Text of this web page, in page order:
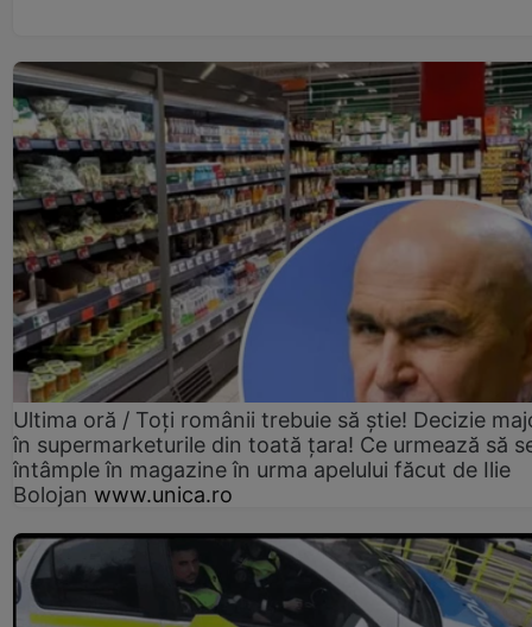
Ultima oră / Toți românii trebuie să știe! Decizie
în supermarketurile din toată țara! Ce urmează să
întâmple în magazine în urma apelului făcut de Ilie
Bolojan www.unica.ro